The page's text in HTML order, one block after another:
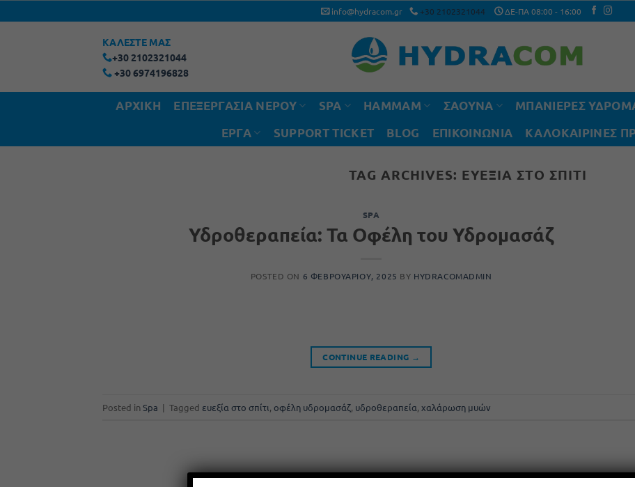
info@hydracom.gr +30 2102321044 ΔΕ-ΠΑ 08:00 - 16:00
ΚΑΛΕΣΤΕ ΜΑΣ
+30 2102321044
+30 6974196828
ΑΡΧΙΚΗ ΕΠΕΞΕΡΓΑΣΙΑ ΝΕΡΟΥ SPA HAMMAM ΣΑΟΥΝΑ ΜΠΑΝΙΕΡΕΣ
ΕΡΓΑ
SUPPORT TICKET BLOG ΕΠΙΚΟΙΝΩΝΙΑ ΚΑΛΟΚΑΙΡΙΝΈΣ
TAG ARCHIVES: ΕΥΕΞΊΑ ΣΤΟ ΣΠΊΤΙ
SPA
Υδροθεραπεία: Τα Οφέλη του Υδρομασάζ
POSTED ON 6 ΦΕΒΡΟΥΑΡΊΟΥ, 2025 BY HYDRACOMADMIN
CONTINUE READING →
Posted inSpa | Tagged ευεξία στο σπίτι, οφέλη υδρομασάζ, υδροθεραπεία, χαλάρωση μυών